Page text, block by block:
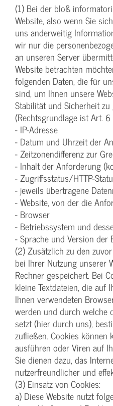
(1) Bei der bloß
Website, also wenn Sie
uns anderweitig
wir nur die
an unseren Server
Website betrachten
folgenden Daten, die für
sind, um Ihnen unsere
Stabilität und Sicherheit
(Rechtsgrundlage ist Art. 6
- IP-Adresse
- Datum und Uhrzeit der
- Zeitzonendifferenz zur
- Inhalt der Anforderung
- Zugriffsstatus/HTTP-
- jeweils übertragene
- Website, von der die
- Browser
- Betriebssystem und
- Sprache und Version der
(2) Zusätzlich zu den
bei Ihrer Nutzung unserer
Rechner gespeichert. Bei
kleine Textdateien, die auf
Ihnen verwendeten
werden und durch welche
setzt (hier durch uns),
zufließen. Cookies können
ausführen oder Viren auf
Sie dienen dazu, das
nutzerfreundlicher und
(3) Einsatz von Cookies:
a) Diese Website nutzt